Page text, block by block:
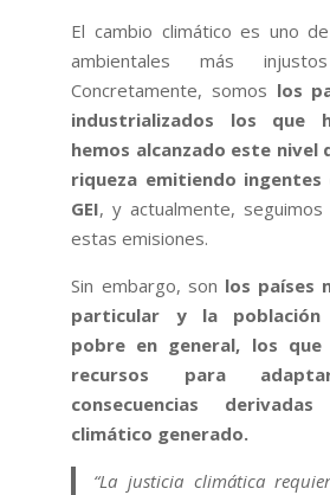
El cambio climático es uno
ambientales más
Concretamente, somos los
industrializados los que
hemos alcanzado este nivel
riqueza emitiendo ingentes
GEI, y actualmente,
estas emisiones.
Sin embargo, son los países
particular y la población
pobre en general, los que
recursos para
consecuencias
climático generado.
“La justicia climática